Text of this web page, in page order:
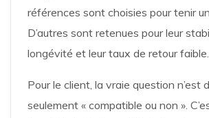
références sont choisies pour tenir
D’autres sont retenues pour leur
longévité et leur taux de retour faible.
Pour le client, la vraie question n’est
seulement « compatible ou non ».